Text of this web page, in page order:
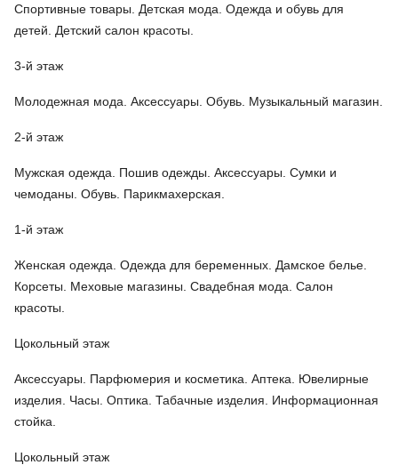
Спортивные товары. Детская мода. Одежда и обувь для
детей. Детский салон красоты.
3-й этаж
Молодежная мода. Аксессуары. Обувь. Музыкальный магазин.
2-й этаж
Мужская одежда. Пошив одежды. Аксессуары. Сумки и
чемоданы. Обувь. Парикмахерская.
1-й этаж
Женская одежда. Одежда для беременных. Дамское белье.
Корсеты. Меховые магазины. Свадебная мода. Салон
красоты.
Цокольный этаж
Аксессуары. Парфюмерия и косметика. Аптека. Ювелирные
изделия. Часы. Оптика. Табачные изделия. Информационная
стойка.
Цокольный этаж